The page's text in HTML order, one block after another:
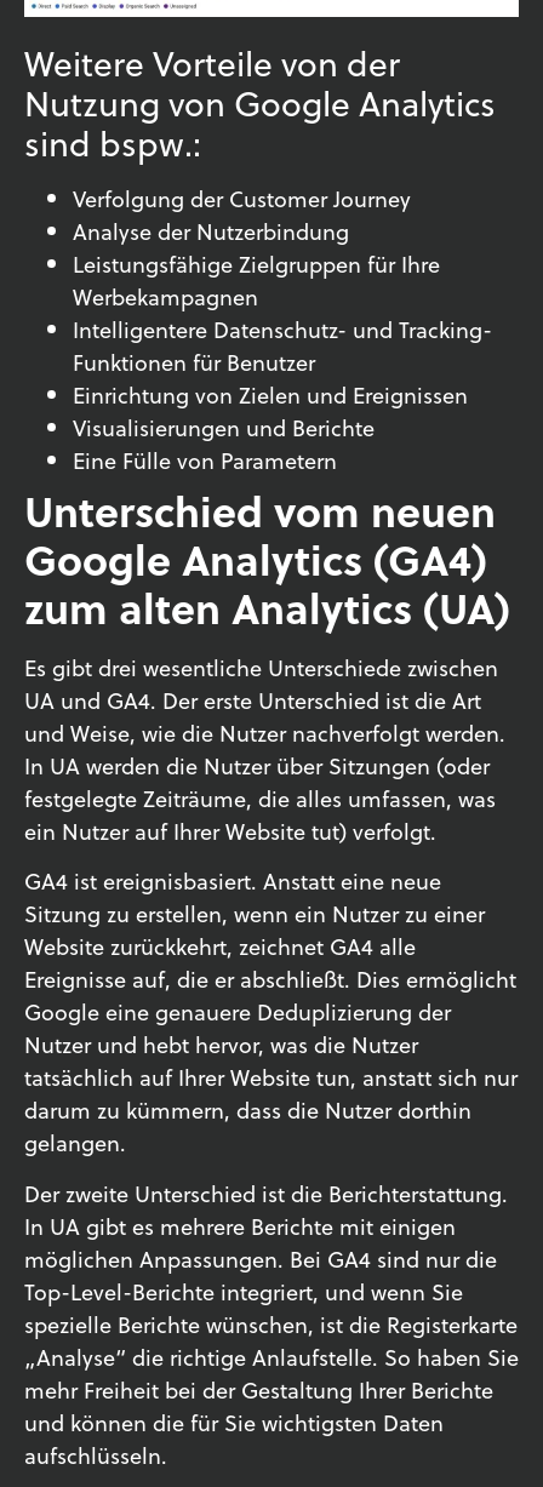
Weitere Vorteile von der
Nutzung von Google Analytics
sind bspw.:
Verfolgung der Customer Journey
Analyse der Nutzerbindung
Leistungsfähige Zielgruppen für Ihre
Werbekampagnen
Intelligentere Datenschutz- und Tracking-
Funktionen für Benutzer
Einrichtung von Zielen und Ereignissen
Visualisierungen und Berichte
Eine Fülle von Parametern
Unterschied vom neuen
Google Analytics (GA4)
zum alten Analytics (UA)
Es gibt drei wesentliche Unterschiede zwischen
UA und GA4. Der erste Unterschied ist die Art
und Weise, wie die Nutzer nachverfolgt werden.
In UA werden die Nutzer über Sitzungen (oder
festgelegte Zeiträume, die alles umfassen, was
ein Nutzer auf Ihrer Website tut) verfolgt.
GA4 ist ereignisbasiert. Anstatt eine neue
Sitzung zu erstellen, wenn ein Nutzer zu einer
Website zurückkehrt, zeichnet GA4 alle
Ereignisse auf, die er abschließt. Dies ermöglicht
Google eine genauere Deduplizierung der
Nutzer und hebt hervor, was die Nutzer
tatsächlich auf Ihrer Website tun, anstatt sich nur
darum zu kümmern, dass die Nutzer dorthin
gelangen.
Der zweite Unterschied ist die Berichterstattung.
In UA gibt es mehrere Berichte mit einigen
möglichen Anpassungen. Bei GA4 sind nur die
Top-Level-Berichte integriert, und wenn Sie
spezielle Berichte wünschen, ist die Registerkarte
„Analyse“ die richtige Anlaufstelle. So haben Sie
mehr Freiheit bei der Gestaltung Ihrer Berichte
und können die für Sie wichtigsten Daten
aufschlüsseln.